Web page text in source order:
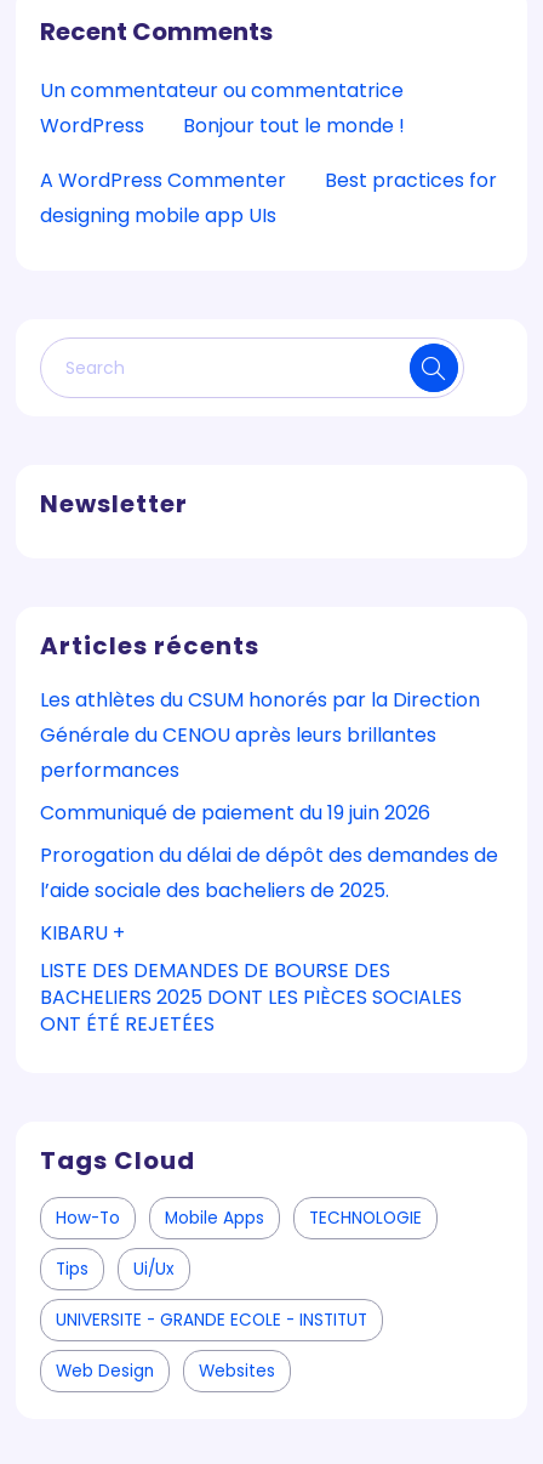
Recent Comments
Un commentateur ou commentatrice
WordPress
Bonjour tout le monde !
A WordPress Commenter
Best practices for
designing mobile app UIs
Newsletter
Articles récents
Les athlètes du CSUM honorés par la Direction
Générale du CENOU après leurs brillantes
performances
Communiqué de paiement du 19 juin 2026
Prorogation du délai de dépôt des demandes de
l’aide sociale des bacheliers de 2025.
KIBARU +
LISTE DES DEMANDES DE BOURSE DES
BACHELIERS 2025 DONT LES PIÈCES SOCIALES
ONT ÉTÉ REJETÉES
Tags Cloud
How-To Mobile Apps TECHNOLOGIE
Tips Ui/ux
UNIVERSITE - GRANDE ECOLE - INSTITUT
Web Design Websites